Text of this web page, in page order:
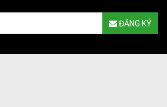
ĐĂNG KÝ